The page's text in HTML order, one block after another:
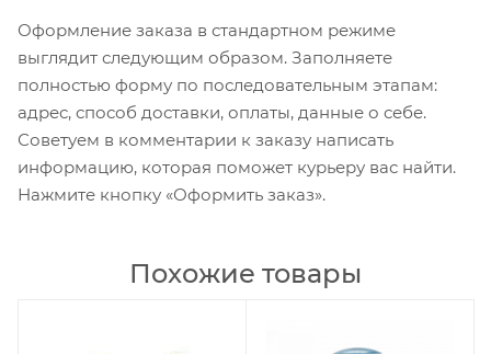
Оформление заказа в стандартном режиме
выглядит следующим образом. Заполняете
полностью форму по последовательным этапам:
адрес, способ доставки, оплаты, данные о себе.
Советуем в комментарии к заказу написать
информацию, которая поможет курьеру вас найти.
Нажмите кнопку «Оформить заказ».
Похожие товары